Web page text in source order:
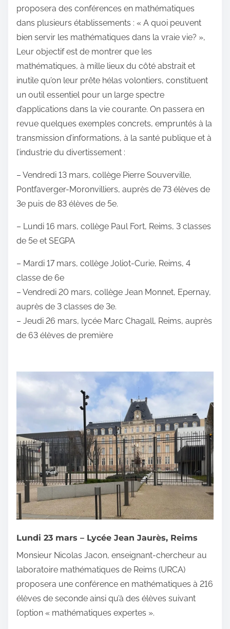
proposera des conférences en mathématiques
dans plusieurs établissements : « A quoi peuvent
bien servir les mathématiques dans la vraie vie? »,
Leur objectif est de montrer que les
mathématiques, à mille lieux du côté abstrait et
inutile qu’on leur prête hélas volontiers, constituent
un outil essentiel pour un large spectre
d’applications dans la vie courante. On passera en
revue quelques exemples concrets, empruntés à la
transmission d’informations, à la santé publique et à
l’industrie du divertissement :
– Vendredi 13 mars, collège Pierre Souverville,
Pontfaverger-Moronvilliers, auprès de 73 élèves de
3e puis de 83 élèves de 5e.
– Lundi 16 mars, collège Paul Fort, Reims, 3 classes
de 5e et SEGPA
– Mardi 17 mars, collège Joliot-Curie, Reims, 4
classe de 6e
– Vendredi 20 mars, collège Jean Monnet, Epernay,
auprès de 3 classes de 3e.
– Jeudi 26 mars, lycée Marc Chagall, Reims, auprès
de 63 élèves de première
Lundi 23 mars – Lycée Jean Jaurès, Reims
Monsieur Nicolas Jacon, enseignant-chercheur au
laboratoire mathématiques de Reims (URCA)
proposera une conférence en mathématiques à 216
élèves de seconde ainsi qu’à des élèves suivant
l’option « mathématiques expertes ».